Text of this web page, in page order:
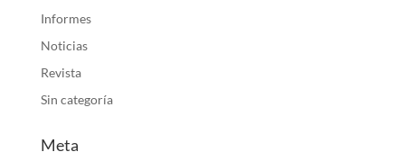
Informes
Noticias
Revista
Sin categoría
Meta